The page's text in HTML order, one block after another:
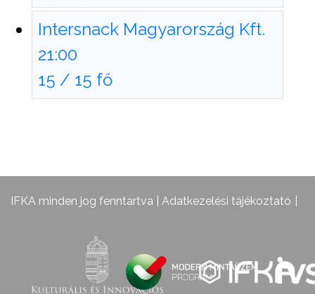
Intersnack Magyarország Kft.
21:00
15 / 15 fő
IFKA minden jog fenntartva | Adatkezelési tájékoztató